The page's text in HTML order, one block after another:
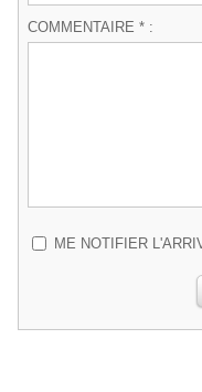
COMMENTAIRE * :
ME NOTIFIER